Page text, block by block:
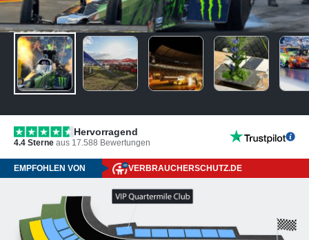
Hervorragend
4.4 Sterne aus 17.588 Bewertungen
EMPFOHLEN VON VERBRAUCHERSCHUTZ.DE